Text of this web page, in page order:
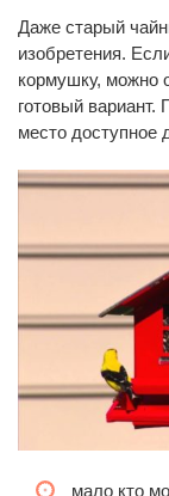
Даже старый
изобретения.
кормушку, можно
готовый вариант.
место доступное
мало кто